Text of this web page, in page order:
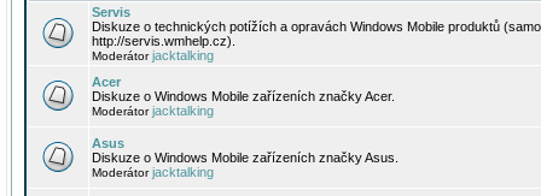
Servis
Diskuze o technických potížích a opravách Windows Mobile produktů
http://servis.wmhelp.cz).
Moderátorjacktalking
Acer
Diskuze o Windows Mobile zařízeních značky Acer.
Moderátorjacktalking
Asus
Diskuze o Windows Mobile zařízeních značky Asus.
Moderátorjacktalking